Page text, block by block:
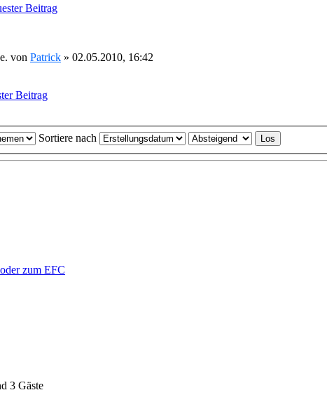
Beitrag
von Patrick » 02.05.2010, 16:42
Beitrag
Sortiere nach
zum EFC
3 Gäste